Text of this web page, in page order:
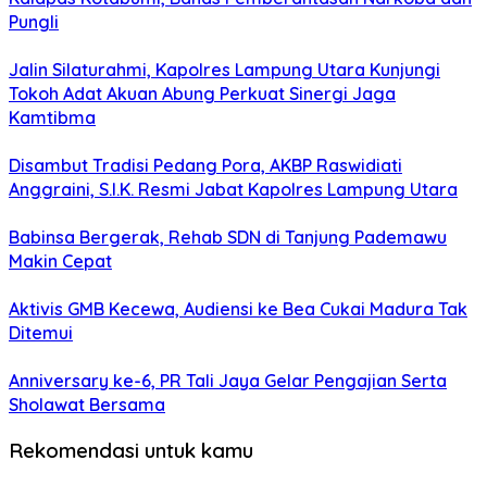
Pungli
Jalin Silaturahmi, Kapolres Lampung Utara Kunjungi
Tokoh Adat Akuan Abung Perkuat Sinergi Jaga
Kamtibma
Disambut Tradisi Pedang Pora, AKBP Raswidiati
Anggraini, S.I.K. Resmi Jabat Kapolres Lampung Utara
Babinsa Bergerak, Rehab SDN di Tanjung Pademawu
Makin Cepat
Aktivis GMB Kecewa, Audiensi ke Bea Cukai Madura Tak
Ditemui
Anniversary ke-6, PR Tali Jaya Gelar Pengajian Serta
Sholawat Bersama
Rekomendasi untuk kamu